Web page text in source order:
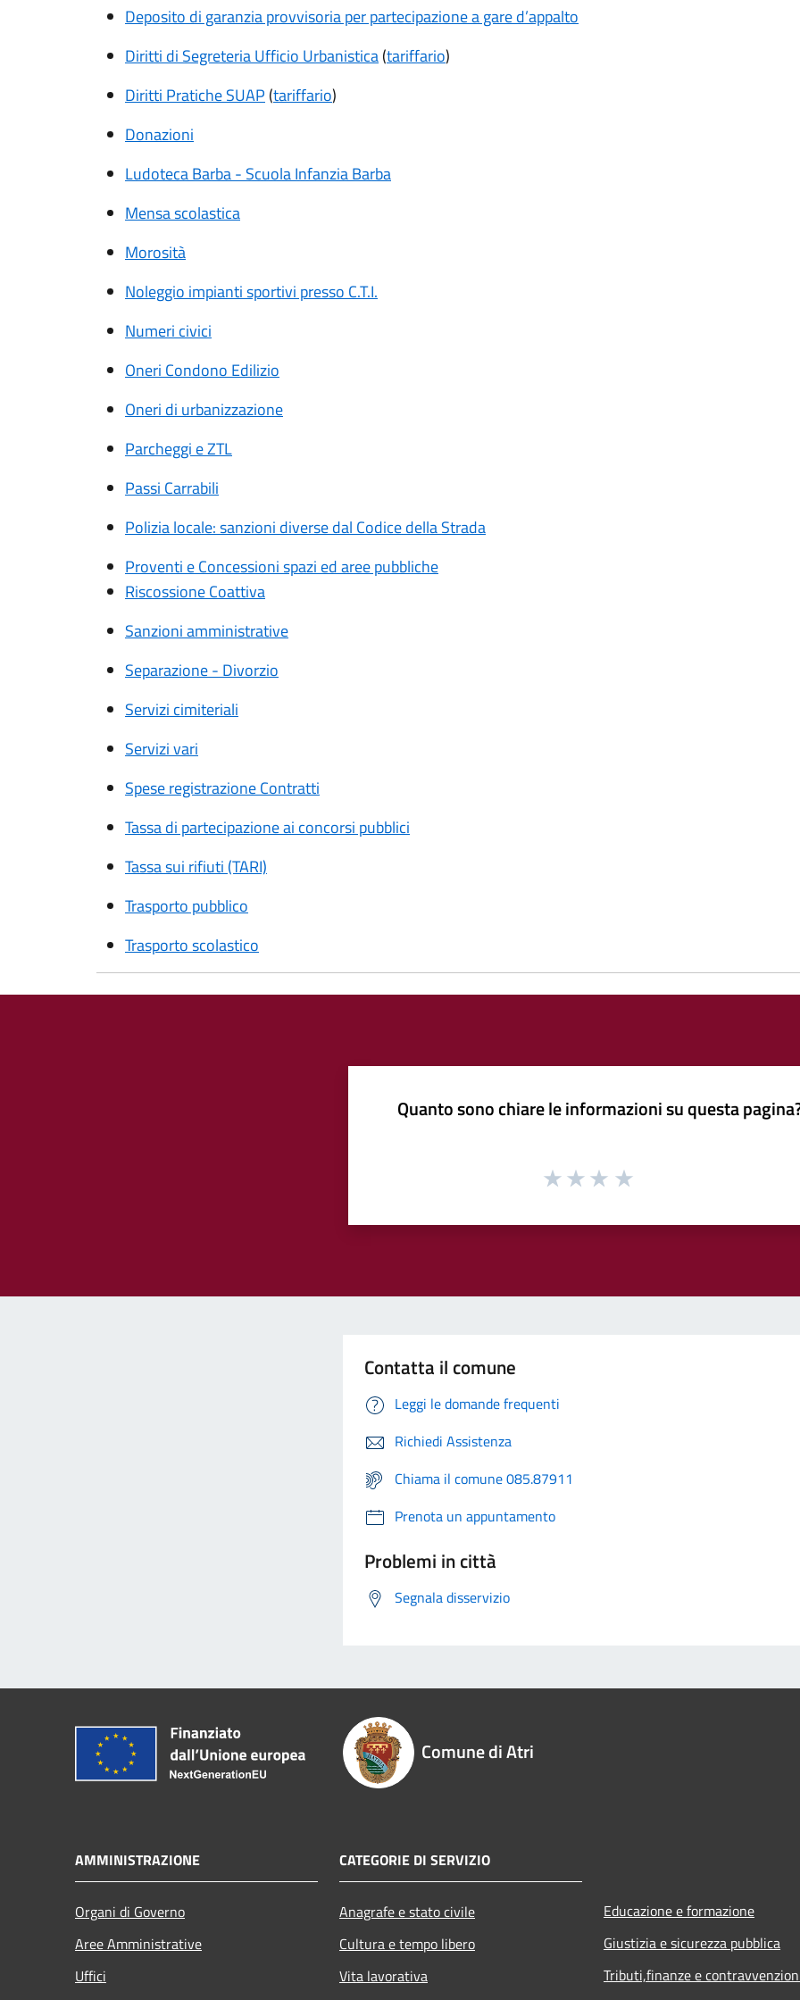
Deposito di garanzia provvisoria per partecipazione a gare d’appalto
Diritti di Segreteria Ufficio Urbanistica(tariffario)
Diritti Pratiche SUAP (tariffario)
Donazioni
Ludoteca Barba - Scuola Infanzia Barba
Mensa scolastica
Morosità
Noleggio impianti sportivi presso C.T.I.
Numeri civici
Oneri Condono Edilizio
Oneri di urbanizzazione
Parcheggi e ZTL
Passi Carrabili
Polizia locale: sanzioni diverse dal Codice della Strada
Proventi e Concessioni spazi ed aree pubbliche
Riscossione Coattiva
Sanzioni amministrative
Separazione - Divorzio
Servizi cimiteriali
Servizi vari
Spese registrazione Contratti
Tassa di partecipazione ai concorsi pubblici
Tassa sui rifiuti (TARI)
Trasporto pubblico
Trasporto scolastico
Quanto sono chiare le informazioni su questa
Contatta il comune
Leggi le domande frequenti
Richiedi Assistenza
Chiama il comune 085.87911
Prenota un appuntamento
Problemi in città
Segnala disservizio
Comune di Atri
AMMINISTRAZIONE
Organi di Governo
Aree Amministrative
Uffici
CATEGORIE DI SERVIZIO
Anagrafe e stato civile
Cultura e tempo libero
Vita lavorativa
Educazione e formazione
Giustizia e sicurezza pubblica
Tributi,finanze e